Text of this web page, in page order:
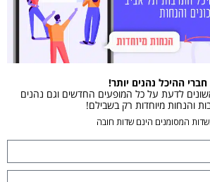
חברי ההיכל נהנים יותר!
לדעת על כל המופעים החדשים וגם נהנים
והנחות מיוחדות רק בשבילם!
המסומנים הינם שדות חובה